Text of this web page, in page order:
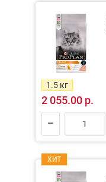
1.5 кг
2 055.00 р.
ХИТ